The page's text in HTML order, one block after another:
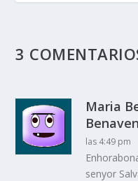
3
Maria
las 4:49 pm
senyor